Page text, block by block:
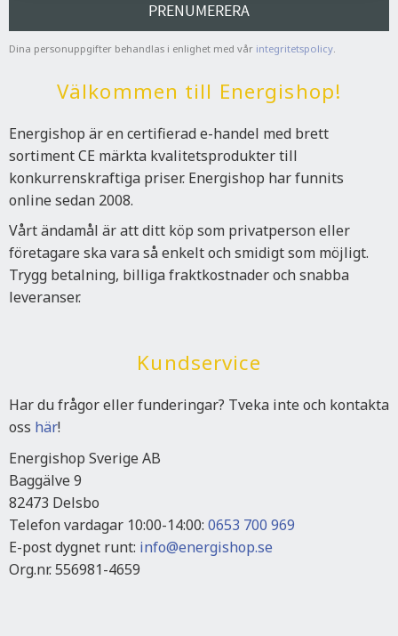
PRENUMERERA
Dina personuppgifter behandlas i enlighet med vår integritetspolicy
Välkommen till Energishop!
Energishop är en certifierad e-handel med brett
sortiment CE märkta kvalitetsprodukter till
konkurrenskraftiga priser. Energishop har funnits
online sedan 2008.
Vårt ändamål är att ditt köp som privatperson eller
företagare ska vara så enkelt och smidigt som möjligt.
Trygg betalning, billiga fraktkostnader och snabba
leveranser.
Kundservice
Har du frågor eller funderingar? Tveka inte och kontakta
oss här!
Energishop Sverige AB
Baggälve 9
82473 Delsbo
Telefon vardagar 10:00-14:00: 0653 700 969
E-post dygnet runt: info@energishop.se
Org.nr. 556981-4659